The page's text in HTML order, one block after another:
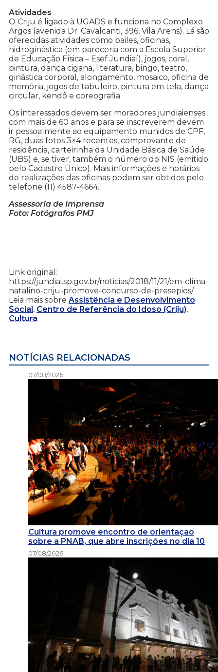
Atividades
O Criju é ligado à UGADS e funciona no Complexo
Argos (avenida Dr. Cavalcanti, 396, Vila Arens). Lá são
oferecidas atividades como bailes, oficinas,
hidroginástica (em pareceria com a Escola Superior
de Educação Física – Esef Jundiaí), jogos, coral,
pintura, dança cigana, literatura, bingo, teatro,
ginástica corporal, alongamento, mosaico, oficina de
memória, jogos de tabuleiro, pintura em tela, dança
circular, kendô e coreografia.
Os interessados devem ser moradores jundiaienses
com mais de 60 anos e para se inscreverem devem
ir pessoalmente ao equipamento munidos de CPF,
RG, duas fotos 3×4 recentes, comprovante de
residência, carteirinha da Unidade Básica de Saúde
(UBS) e, se tiver, também o número do NIS (emitido
pelo Cadastro Único). Mais informações e horários
de realizações das oficinas podem ser obtidos pelo
telefone (11) 4587-4664.
Assessoria de Imprensa
Foto: Fotógrafos PMJ
Link original:
https://jundiai.sp.gov.br/noticias/2018/11/21/em-clima-
natalino-criju-promove-concurso-de-presepios/
Leia mais sobre Assistência e Desenvolvimento
Social, Centro de Referência do Idoso (Criju),
Cultura
NOTÍCIAS RELACIONADAS
07/08/2026
Cultura promove encontro de orientação
sobre a PNAB, que abre inscrições no dia 10
07/08/2026